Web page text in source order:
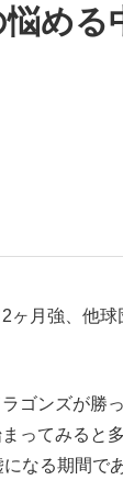
「クマが悪
る
める
ヶ月強、他
ゴンズが勝
ってみると
なる期間で